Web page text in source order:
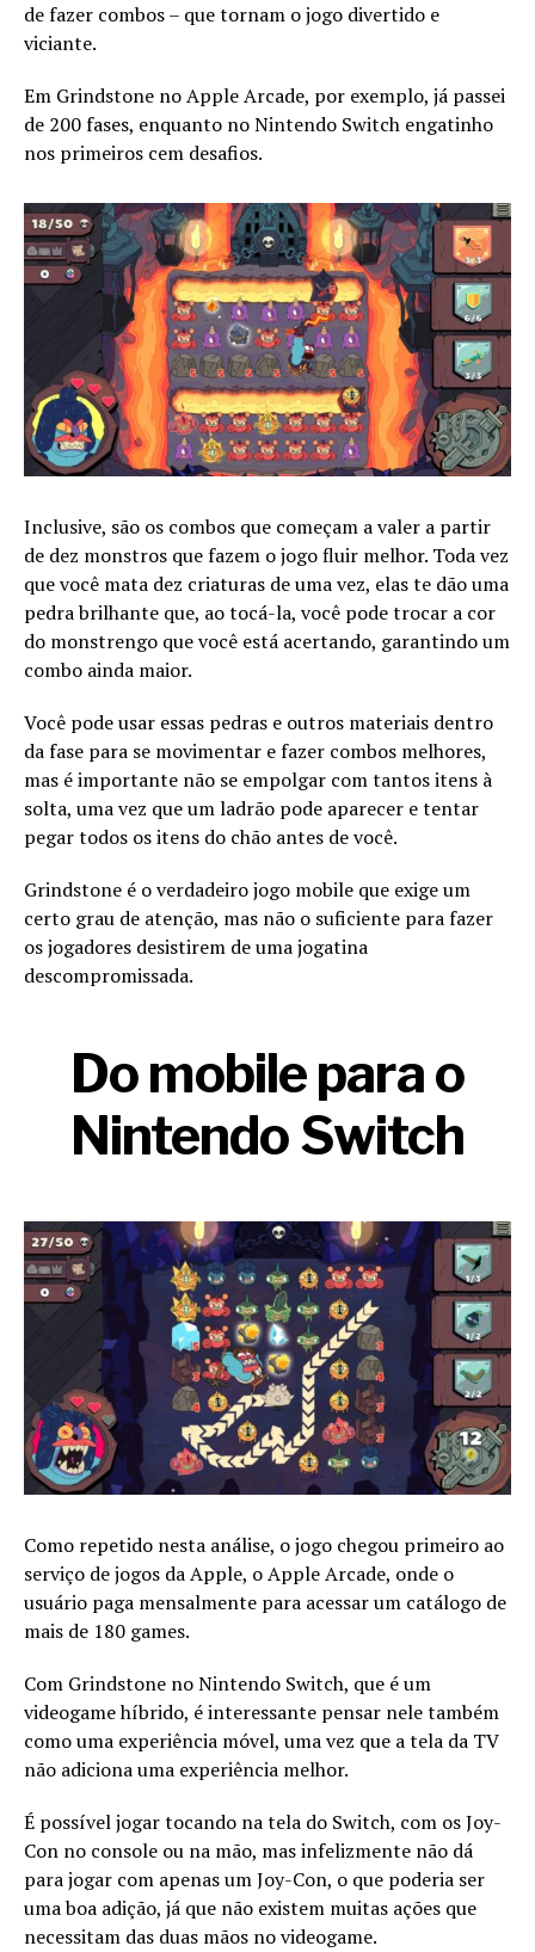
de fazer combos – que tornam o jogo divertido e
viciante.
Em Grindstone no Apple Arcade, por exemplo, já passei
de 200 fases, enquanto no Nintendo Switch engatinho
nos primeiros cem desafios.
Inclusive, são os combos que começam a valer a partir
de dez monstros que fazem o jogo fluir melhor. Toda vez
que você mata dez criaturas de uma vez, elas te dão uma
pedra brilhante que, ao tocá-la, você pode trocar a cor
do monstrengo que você está acertando, garantindo um
combo ainda maior.
Você pode usar essas pedras e outros materiais dentro
da fase para se movimentar e fazer combos melhores,
mas é importante não se empolgar com tantos itens à
solta, uma vez que um ladrão pode aparecer e tentar
pegar todos os itens do chão antes de você.
Grindstone é o verdadeiro jogo mobile que exige um
certo grau de atenção, mas não o suficiente para fazer
os jogadores desistirem de uma jogatina
descompromissada.
Do mobile para o
Nintendo Switch
Como repetido nesta análise, o jogo chegou primeiro ao
serviço de jogos da Apple, o Apple Arcade, onde o
usuário paga mensalmente para acessar um catálogo de
mais de 180 games.
Com Grindstone no Nintendo Switch, que é um
videogame híbrido, é interessante pensar nele também
como uma experiência móvel, uma vez que a tela da TV
não adiciona uma experiência melhor.
É possível jogar tocando na tela do Switch, com os Joy-
Con no console ou na mão, mas infelizmente não dá
para jogar com apenas um Joy-Con, o que poderia ser
uma boa adição, já que não existem muitas ações que
necessitam das duas mãos no videogame.